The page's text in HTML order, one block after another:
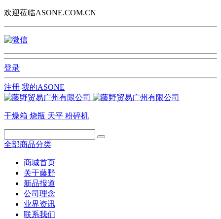
欢迎莅临ASONE.COM.CN
登录
注册 我的ASONE
干燥箱 烧瓶 天平 粉碎机
全部商品分类
商城首页
关于藤野
新品报道
公司理念
业界资讯
联系我们